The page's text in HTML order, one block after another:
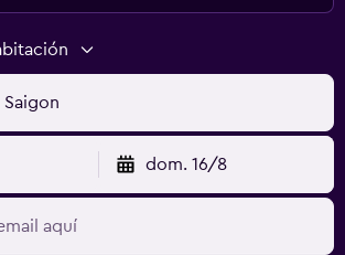
Saigon
dom. 16/8